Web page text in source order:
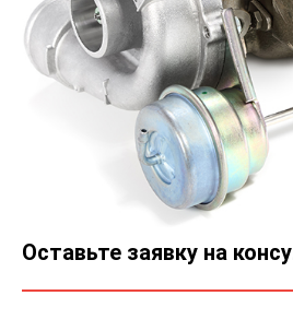
Оставьте заявку на